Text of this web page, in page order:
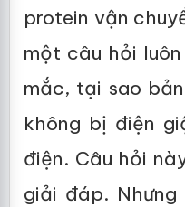
protein vận
một câu hỏi
mắc, tại sao
không bị điện
điện. Câu hỏi
giải đáp.